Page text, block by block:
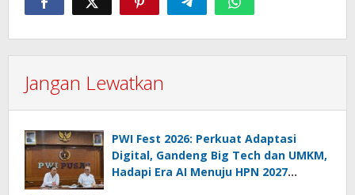
Jangan Lewatkan
PWI Fest 2026: Perkuat Adaptasi
Digital, Gandeng Big Tech dan UMKM,
Hadapi Era AI Menuju HPN 2027